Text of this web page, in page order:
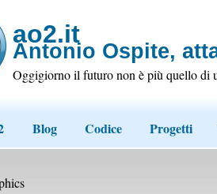
ao2.it
Antonio Ospite,
Oggigiorno il futuro non è più quello di
Blog Codice Progetti